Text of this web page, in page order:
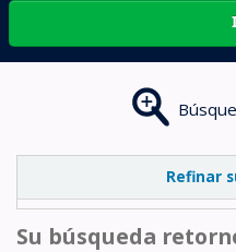
Refinar
Su búsqueda